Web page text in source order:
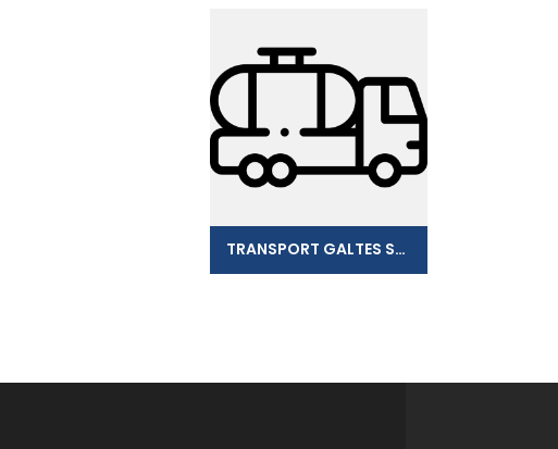
TRANSPORT GALTES SASU